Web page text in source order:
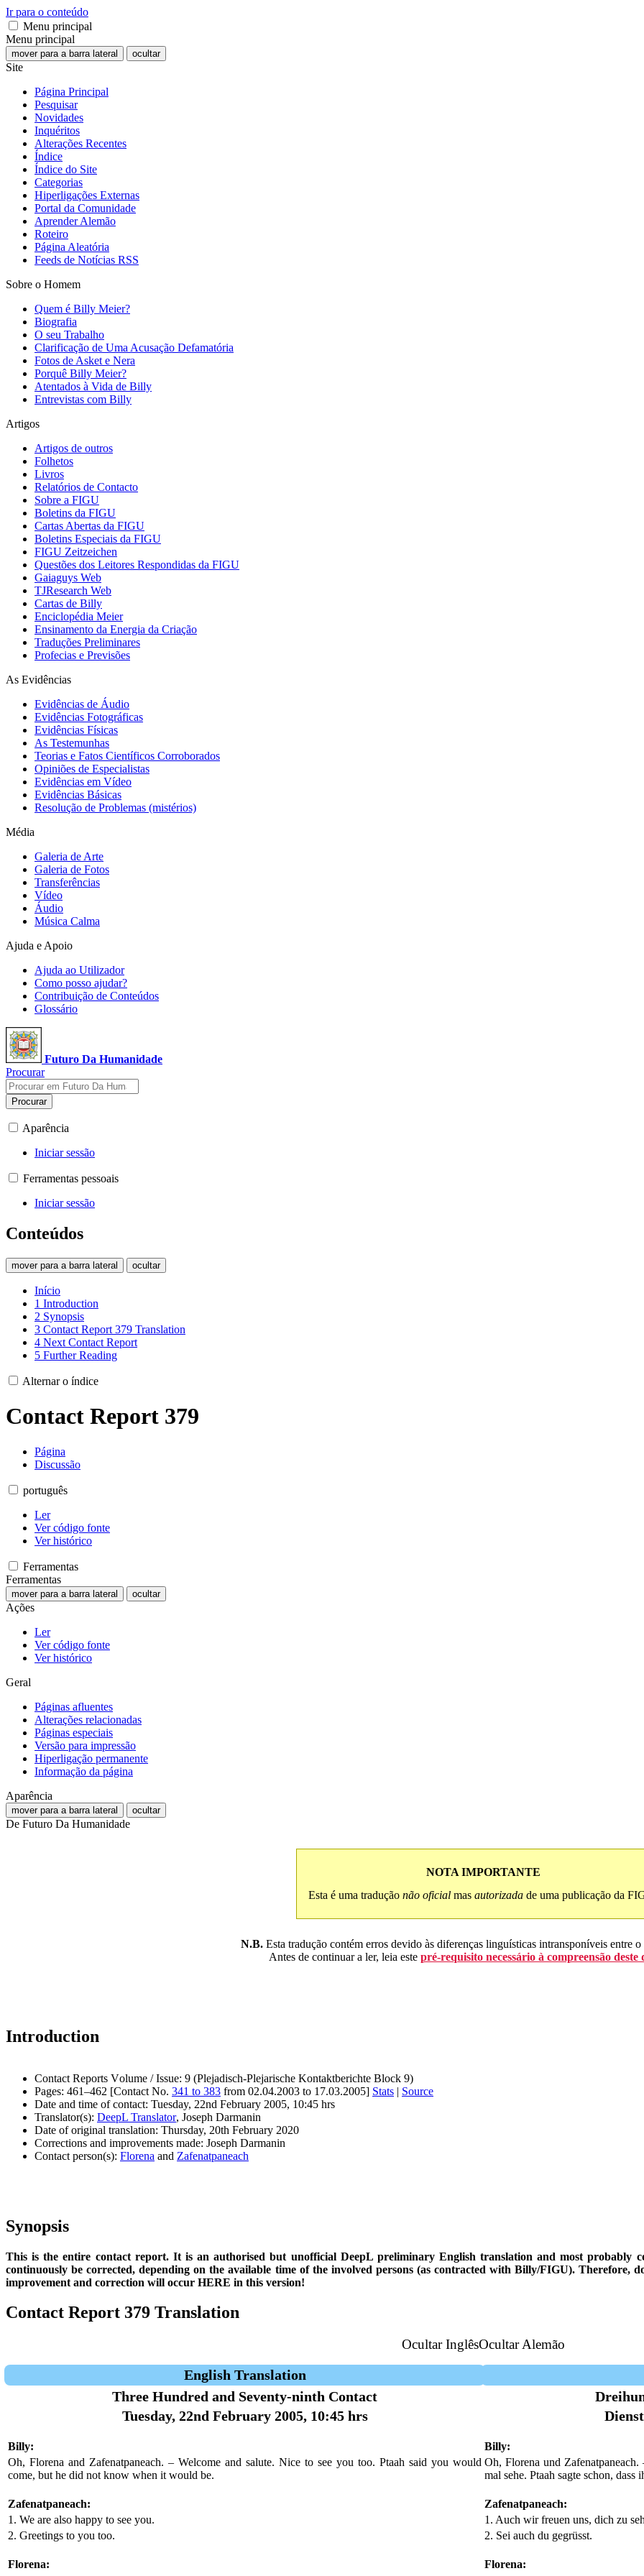
Ir para o conteúdo
Menu principal
Menu principal
mover para a barra lateral ocultar
Site
Página Principal
Pesquisar
Novidades
Inquéritos
Alterações Recentes
Índice
Índice do Site
Categorias
Hiperligações Externas
Portal da Comunidade
Aprender Alemão
Roteiro
Página Aleatória
Feeds de Notícias RSS
Sobre o Homem
Quem é Billy Meier?
Biografia
O seu Trabalho
Clarificação de Uma Acusação Defamatória
Fotos de Asket e Nera
Porquê Billy Meier?
Atentados à Vida de Billy
Entrevistas com Billy
Artigos
Artigos de outros
Folhetos
Livros
Relatórios de Contacto
Sobre a FIGU
Boletins da FIGU
Cartas Abertas da FIGU
Boletins Especiais da FIGU
FIGU Zeitzeichen
Questões dos Leitores Respondidas da FIGU
Gaiaguys Web
TJResearch Web
Cartas de Billy
Enciclopédia Meier
Ensinamento da Energia da Criação
Traduções Preliminares
Profecias e Previsões
As Evidências
Evidências de Áudio
Evidências Fotográficas
Evidências Físicas
As Testemunhas
Teorias e Fatos Científicos Corroborados
Opiniões de Especialistas
Evidências em Vídeo
Evidências Básicas
Resolução de Problemas (mistérios)
Média
Galeria de Arte
Galeria de Fotos
Transferências
Vídeo
Áudio
Música Calma
Ajuda e Apoio
Ajuda ao Utilizador
Como posso ajudar?
Contribuição de Conteúdos
Glossário
Futuro Da Humanidade
Procurar
Procurar
Aparência
Iniciar sessão
Ferramentas pessoais
Iniciar sessão
Conteúdos
mover para a barra lateral ocultar
Início
1 Introduction
2 Synopsis
3 Contact Report 379 Translation
4 Next Contact Report
5 Further Reading
Alternar o índice
Contact Report 379
Página
Discussão
português
Ler
Ver código fonte
Ver histórico
Ferramentas
Ferramentas
mover para a barra lateral ocultar
Ações
Ler
Ver código fonte
Ver histórico
Geral
Páginas afluentes
Alterações relacionadas
Páginas especiais
Versão para impressão
Hiperligação permanente
Informação da página
Aparência
mover para a barra lateral ocultar
De Futuro Da Humanidade
NOTA IMPORTANTE
Esta é uma tradução não oficial mas autorizada de uma publicação da
N.B. Esta tradução contém erros devido às diferenças linguísticas intransponíveis entre
Antes de continuar a ler, leia este pré-requisito necessário à compreensão deste
Introduction
Contact Reports Volume / Issue: 9 (Plejadisch-Plejarische Kontaktberichte Block 9)
Pages: 461–462 [Contact No. 341 to 383 from 02.04.2003 to 17.03.2005] Stats | Source
Date and time of contact: Tuesday, 22nd February 2005, 10:45 hrs
Translator(s): DeepL Translator, Joseph Darmanin
Date of original translation: Thursday, 20th February 2020
Corrections and improvements made: Joseph Darmanin
Contact person(s): Florena and Zafenatpaneach
Synopsis
This is the entire contact report. It is an authorised but unofficial DeepL preliminary English translation and most probably
continuously be corrected, depending on the available time of the involved persons (as contracted with Billy/FIGU). Therefore,
improvement and correction will occur HERE in this version!
Contact Report 379 Translation
Ocultar InglêsOcultar Alemão
English Translation
Three Hundred and Seventy-ninth Contact
Tuesday, 22nd February 2005, 10:45 hrs
Billy:
Billy:
Oh, Florena and Zafenatpaneach. – Welcome and salute. Nice to see you too. Ptaah said you would
come, but he did not know when it would be.
Oh, Florena und
mal sehe. Ptaah sagte schon,
Zafenatpaneach:
Zafenatpaneach:
1. We are also happy to see you.
1. Auch wir freuen uns, dich zu
2. Greetings to you too.
2. Sei auch du gegrüsst.
Florena:
Florena: